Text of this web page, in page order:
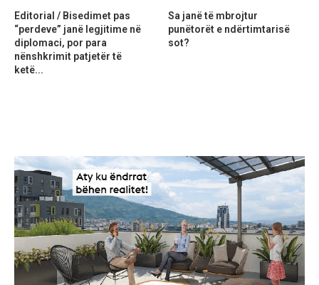
Editorial / Bisedimet pas
“perdeve” janë legjitime në
diplomaci, por para
nënshkrimit patjetër të
ketë...
Sa janë të mbrojtur
punëtorët e ndërtimtarisë
sot?